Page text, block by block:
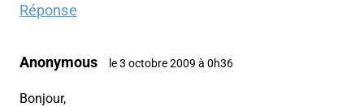
Réponse
Anonymous le 3 octobre 2009 à 0h36
Bonjour,